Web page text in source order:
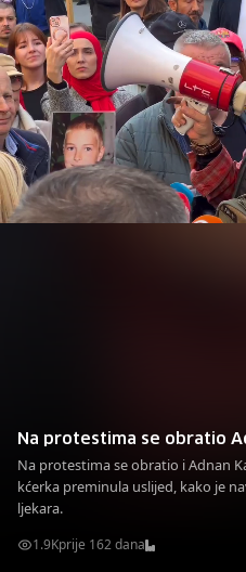
Na protestima se obratio
Na protestima se obratio i Adnan
kćerka preminula uslijed, kako je
ljekara.
1.9Kprije 162 dana